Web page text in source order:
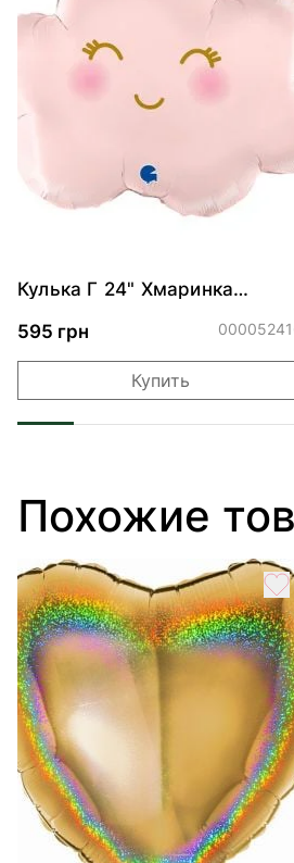
Кулька Г 24" Хмаринка
595 грн
Купить
Похожие